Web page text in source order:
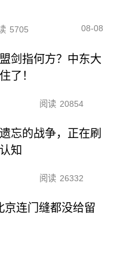
5705 08-08
剑指何方？中东大
了！
阅读 20854
忘的战争，正在刷
知
阅读 26332
京连门缝都没给留